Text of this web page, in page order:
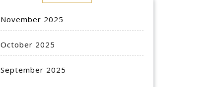
November 2025
October 2025
September 2025